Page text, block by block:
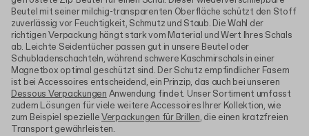
Beutel mit seiner milchig-transparenten Oberfläche schützt den Stoff
zuverlässig vor Feuchtigkeit, Schmutz und Staub. Die Wahl der
richtigen Verpackung hängt stark vom Material und Wert Ihres Schals
ab. Leichte Seidentücher passen gut in unsere Beutel oder
Schubladenschachteln, während schwere Kaschmirschals in einer
Magnetbox optimal geschützt sind. Der Schutz empfindlicher Fasern
ist bei Accessoires entscheidend, ein Prinzip, das auch bei unseren
Dessous Verpackungen Anwendung findet. Unser Sortiment umfasst
zudem Lösungen für viele weitere Accessoires Ihrer Kollektion, wie
zum Beispiel spezielleVerpackungen für Brillen, die einen kratzfreien
Transport gewährleisten.